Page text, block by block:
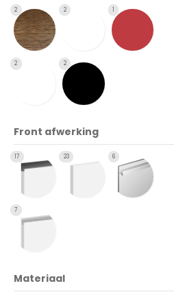
2 2 1
2 2
Front afwerking
17 23 6
7
Materiaal